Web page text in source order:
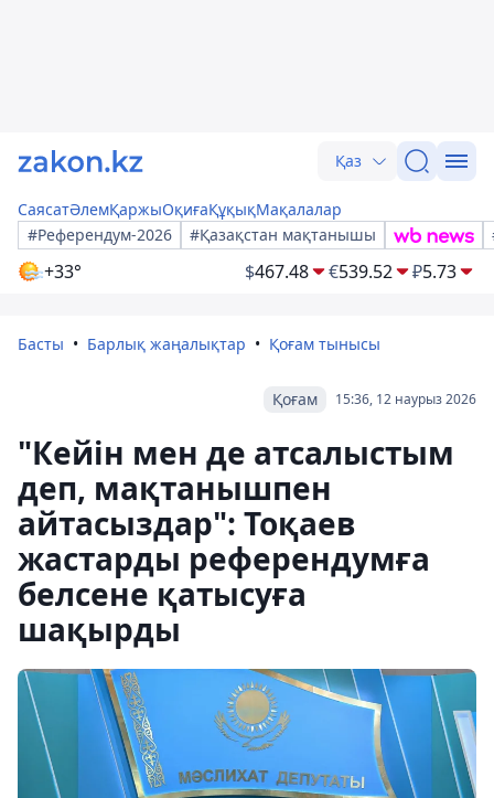
Қаз
СаясатӘлемҚаржыОқиғаҚұқықМақалалар
#Референдум-2026
#Қазақстан мақтанышы
+33° $467.48 €539.52 ₽5.73
Басты Барлық жаңалықтар Қоғам тынысы
15:36, 12 наурыз 2026
Қоғам
"Кейін мен де атсалыстым
деп, мақтанышпен
айтасыздар": Тоқаев
жастарды референдумға
белсене қатысуға
шақырды